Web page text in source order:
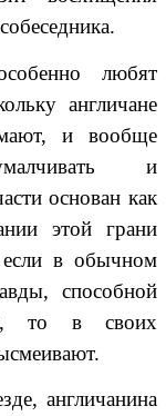
любят
англичане
и вообще
и
основан как
этой грани
если в обычном
способной
то в своих
англичанина